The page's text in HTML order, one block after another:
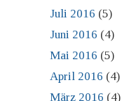
Juli 2016 (5)
Juni 2016 (4)
Mai 2016 (5)
April 2016 (4)
März 2016 (4)